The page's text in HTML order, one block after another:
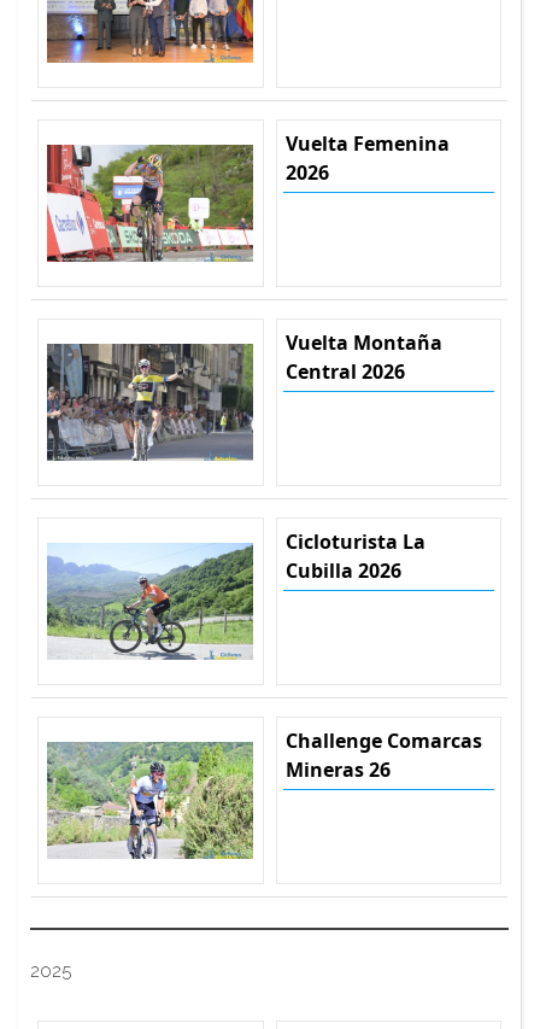
Vuelta Femenina
2026
Vuelta Montaña
Central 2026
Cicloturista La
Cubilla 2026
Challenge Comarcas
Mineras 26
2025